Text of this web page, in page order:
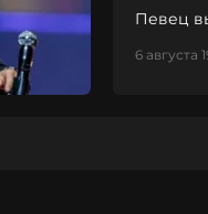
Певец
6 августа